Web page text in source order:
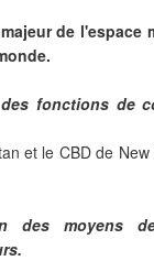
de
fonctions de
et le CBD de
des moyens